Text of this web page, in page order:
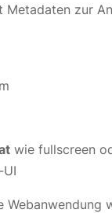
Metadaten zur
wie fullscreen